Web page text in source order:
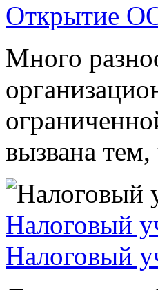
Открытие
Много
вызвана
Налоговый
Налоговый